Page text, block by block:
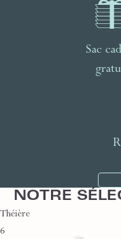
Sac
NOTRE
Théière
6